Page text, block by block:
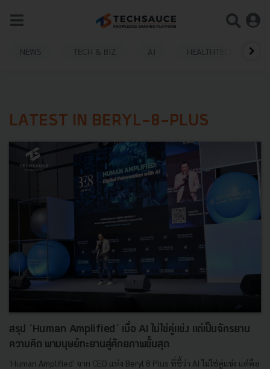
NEWS TECH & BIZ AI HEALTHTECH
LATEST IN BERYL-8-PLUS
สรุป ‘Human Amplified’ เมื่อ AI ไม่ใช่คู่แข่ง แต่เป็นจักรยาน
ความคิด พามนุษย์ทะยานสู่ศักยภาพขั้นสุด
'Human Amplified' จาก CEO แห่ง Beryl 8 Plus ที่ชี้ว่า AI ไม่ใช่คู่แข่ง แต่คือ